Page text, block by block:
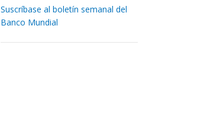
Suscríbase al boletín semanal del
Banco Mundial